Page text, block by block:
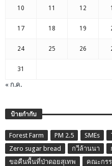
10 11 12
17 18 19
24 25 26
31
« ก.ค.
ป้ายกำกับ
Forest Farm PM 2.5 SMEs
Zero sugar bread
กวีล้านนา
ขอคืนพื้นที่ป่าดอยสุเทพ
คณะกร